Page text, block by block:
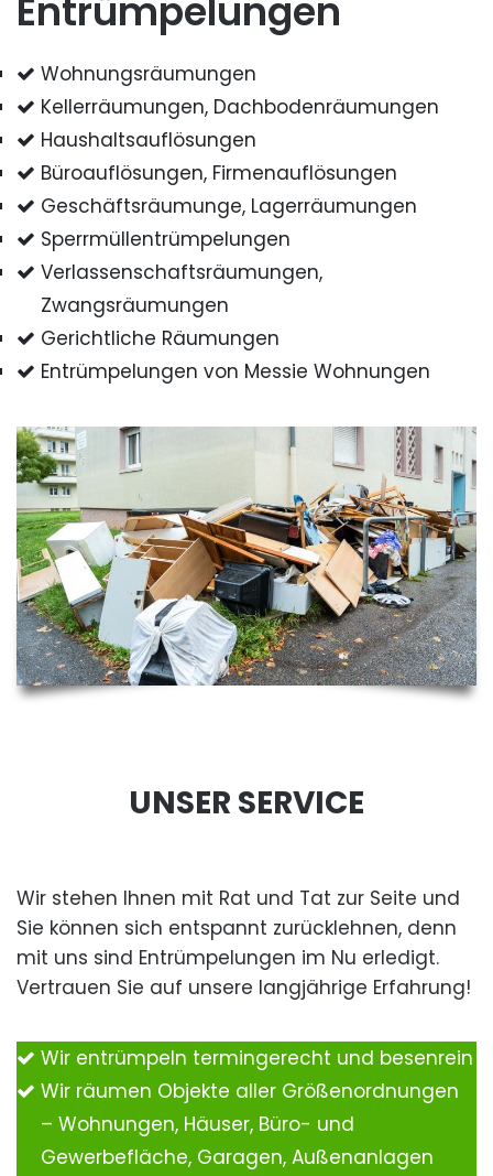
Entrümpelungen
Wohnungsräumungen
Kellerräumungen, Dachbodenräumungen
Haushaltsauflösungen
Büroauflösungen, Firmenauflösungen
Geschäftsräumunge, Lagerräumungen
Sperrmüllentrümpelungen
Verlassenschaftsräumungen,
Zwangsräumungen
Gerichtliche Räumungen
Entrümpelungen von Messie Wohnungen
UNSER SERVICE
Wir stehen Ihnen mit Rat und Tat zur Seite und
Sie können sich entspannt zurücklehnen, denn
mit uns sind Entrümpelungen im Nu erledigt.
Vertrauen Sie auf unsere langjährige Erfahrung!
Wir entrümpeln termingerecht und besenrein
Wir räumen Objekte aller Größenordnungen
– Wohnungen, Häuser, Büro- und
Gewerbefläche, Garagen, Außenanlagen